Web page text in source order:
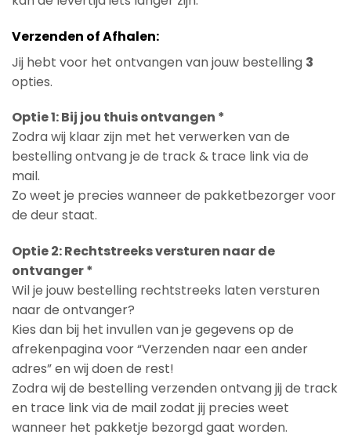
Verzenden of Afhalen:
Jij hebt voor het ontvangen van jouw bestelling 3
opties.
Optie 1: Bij jou thuis ontvangen *
Zodra wij klaar zijn met het verwerken van de
bestelling ontvang je de track & trace link via de
mail.
Zo weet je precies wanneer de pakketbezorger voor
de deur staat.
Optie 2: Rechtstreeks versturen naar de
ontvanger *
Wil je jouw bestelling rechtstreeks laten versturen
naar de ontvanger?
Kies dan bij het invullen van je gegevens op de
afrekenpagina voor “Verzenden naar een ander
adres” en wij doen de rest!
Zodra wij de bestelling verzenden ontvang jij de track
en trace link via de mail zodat jij precies weet
wanneer het pakketje bezorgd gaat worden.